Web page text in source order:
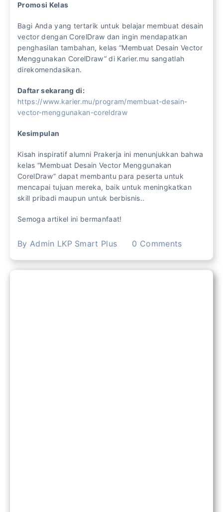
Promosi Kelas
Bagi Anda yang tertarik untuk belajar membuat desain
vector dengan CorelDraw dan ingin mendapatkan
penghasilan tambahan, kelas “Membuat Desain Vector
Menggunakan CorelDraw” di Karier.mu sangatlah
direkomendasikan.
Daftar sekarang di:
https://www.karier.mu/program/membuat-desain-
vector-menggunakan-coreldraw
Kesimpulan
Kisah inspiratif alumni Prakerja ini menunjukkan bahwa
kelas “Membuat Desain Vector Menggunakan
CorelDraw” dapat membantu para peserta untuk
mencapai tujuan mereka, baik untuk meningkatkan
skill pribadi maupun untuk berbisnis..
Semoga artikel ini bermanfaat!
By Admin LKP Smart Plus 0 Comments